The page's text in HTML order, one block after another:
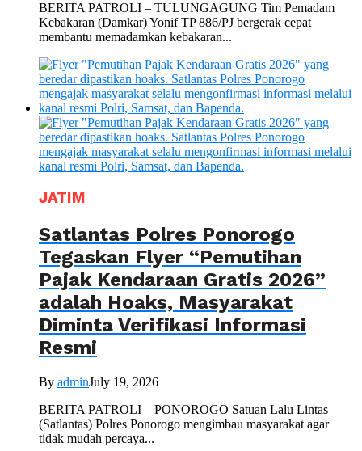
BERITA PATROLI – TULUNGAGUNG Tim Pemadam
Kebakaran (Damkar) Yonif TP 886/PJ bergerak cepat
membantu memadamkan kebakaran...
JATIM
Satlantas Polres Ponorogo
Tegaskan Flyer “Pemutihan
Pajak Kendaraan Gratis 2026”
adalah Hoaks, Masyarakat
Diminta Verifikasi Informasi
Resmi
By adminJuly 19, 2026
BERITA PATROLI – PONOROGO Satuan Lalu Lintas
(Satlantas) Polres Ponorogo mengimbau masyarakat agar
tidak mudah percaya...